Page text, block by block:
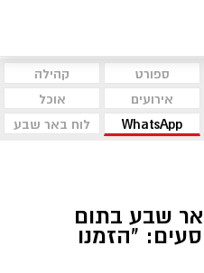
ספורט
קהילה
אירועים
אוכל
WhatsApp לוח באר שבע
בבאר שבע בתום
"הזמנו